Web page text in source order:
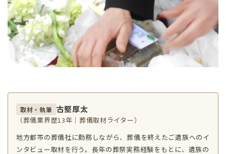
取材・執筆 古堅厚太
（葬儀業界歴13年｜葬儀取材ライター）
地方都市の葬儀社に勤務しながら、葬儀を終えたご遺族へのイ
ンタビュー取材を行う。長年の葬祭実務経験をもとに、遺族の